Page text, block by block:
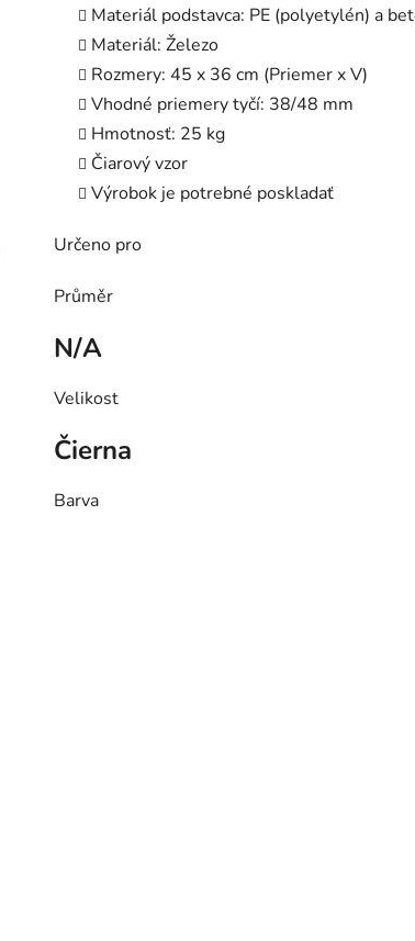
Materiál podstavca: PE (polyetylén) a
Materiál: Železo
Rozmery: 45 x 36 cm (Priemer x V)
Vhodné priemery tyčí: 38/48 mm
Hmotnosť: 25 kg
Čiarový vzor
Výrobok je potrebné poskladať
Určeno pro
Průměr
N/A
Velikost
Čierna
Barva